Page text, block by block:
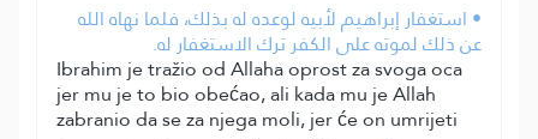
• استغفار إبراهيم لأبيه لوعده له بذلك، فلما نهاه الله
عن ذلك لموته على الكفر ترك الاستغفار له.
Ibrahim je tražio od Allaha oprost za svoga oca
jer mu je to bio obećao, ali kada mu je Allah
zabranio da se za njega moli, jer će on umrijeti